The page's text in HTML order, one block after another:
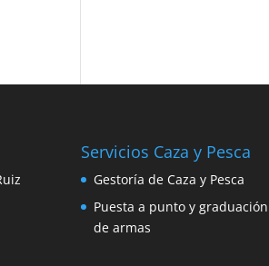
Servicios Caza y Pesca
Gestoría de Caza y Pesca
Puesta a punto y graduación
de armas